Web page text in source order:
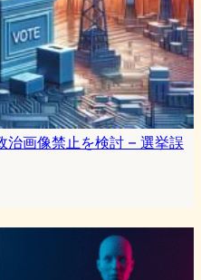
画像禁止を検討 – 選挙誤